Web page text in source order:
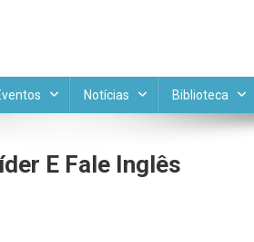
Notícias Biblioteca
E Fale Inglês